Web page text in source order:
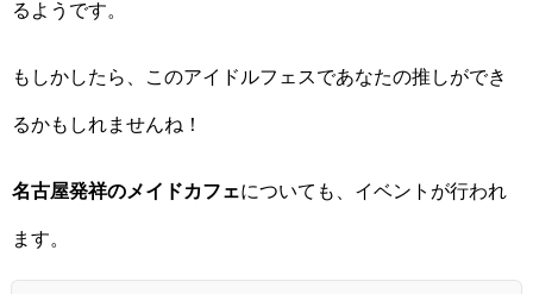
るようです。
もしかしたら、このアイドルフェスであなたの推しができ
るかもしれませんね！
名古屋発祥のメイドカフェについても、イベントが行われ
ます。